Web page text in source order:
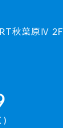
秋葉原Ⅳ 2F
)